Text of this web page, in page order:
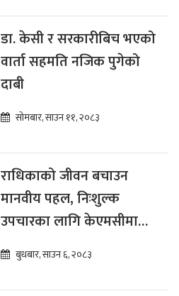
डा. केसी र सरकारीबिच भएको
वार्ता सहमति नजिक पुगेको
दाबी
सोमबार, साउन ११, २०८३
राधिकाको जीवन बचाउन
मानवीय पहल, निःशुल्क
उपचारका लागि केएमसीमा
भर्ना बुधबार, साउन ६, २०८३